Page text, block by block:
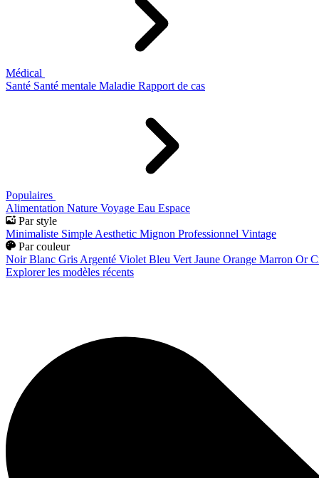
Médical
Santé Santé mentale Maladie Rapport de cas
Populaires
Alimentation Nature Voyage Eau Espace
Par style
Minimaliste Simple Aesthetic Mignon Professionnel Vintage
Par couleur
Noir Blanc Gris Argenté Violet Bleu Vert Jaune Orange Marron Or
Explorer les modèles récents